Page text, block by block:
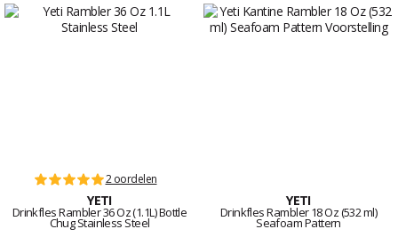
2 oordelen
YETI
Drinkfles Rambler 36 Oz (1.1L) Bottle
Chug Stainless Steel
YETI
Drinkfles Rambler 18 Oz (532 ml)
Seafoam Pattern